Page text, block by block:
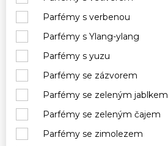
Parfémy s verbenou
Parfémy s Ylang-ylang
Parfémy s yuzu
Parfémy se zázvorem
Parfémy se zeleným jablkem
Parfémy se zeleným čajem
Parfémy se zimolezem